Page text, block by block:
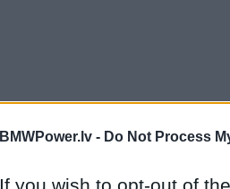
BMWPower.lv - Do Not Process
If you wish to opt-out of